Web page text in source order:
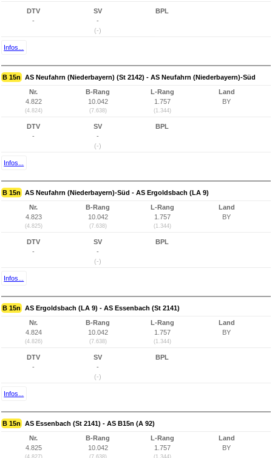
DTV
-
SV
-
(-)
BPL
Infos...
B 15n AS Neufahrn (Niederbayern) (St 2142) - AS Neufahrn (Niederbayern)-Süd
Nr.
4.822
(4.824)
B-Rang
10.042
(7.638)
L-Rang
1.757
(1.344)
Land
BY
DTV
-
SV
-
(-)
BPL
Infos...
B 15n AS Neufahrn (Niederbayern)-Süd - AS Ergoldsbach (LA 9)
Nr.
4.823
(4.825)
B-Rang
10.042
(7.638)
L-Rang
1.757
(1.344)
Land
BY
DTV
-
SV
-
(-)
BPL
Infos...
B 15n AS Ergoldsbach (LA 9) - AS Essenbach (St 2141)
Nr.
4.824
(4.826)
B-Rang
10.042
(7.638)
L-Rang
1.757
(1.344)
Land
BY
DTV
-
SV
-
(-)
BPL
Infos...
B 15n AS Essenbach (St 2141) - AS B15n (A 92)
Nr.
4.825
B-Rang
10.042
L-Rang
1.757
Land
BY